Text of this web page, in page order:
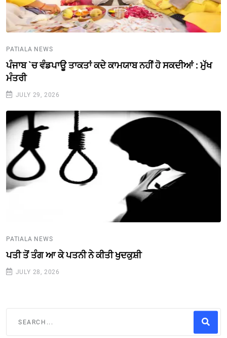
PATIALA NEWS
ਪੰਜਾਬ `ਚ ਵੰਡਪਾਊ ਤਾਕਤਾਂ ਕਦੇ ਕਾਮਯਾਬ ਨਹੀਂ ਹੋ ਸਕਦੀਆਂ : ਮੁੱਖ
ਮੰਤਰੀ
JULY 29, 2026
PATIALA NEWS
ਪਤੀ ਤੋਂ ਤੰਗ ਆ ਕੇ ਪਤਨੀ ਨੇ ਕੀਤੀ ਖੁਦਕੁਸ਼ੀ
JULY 28, 2026